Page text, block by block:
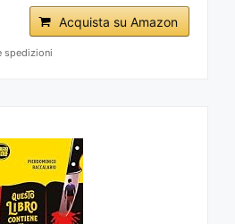
Acquista su Amazon
spedizioni